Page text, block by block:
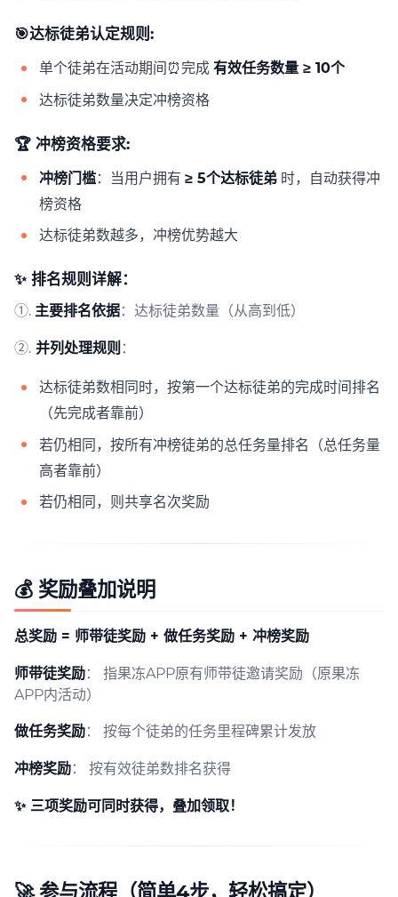
🎯达标徒弟认定规则:
单个徒弟在活动期间⏰完成 有效任务数量 ≥ 10个
达标徒弟数量决定冲榜资格
🏆 冲榜资格要求:
冲榜门槛：当用户拥有 ≥ 5个达标徒弟 时，自动获得冲
榜资格
达标徒弟数越多，冲榜优势越大
✨ 排名规则详解：
①. 主要排名依据：达标徒弟数量（从高到低）
②. 并列处理规则 ：
达标徒弟数相同时，按第一个达标徒弟的完成时间排名
（先完成者靠前）
若仍相同，按所有冲榜徒弟的总任务量排名（总任务量
高者靠前）
若仍相同，则共享名次奖励
💰 奖励叠加说明
总奖励 = 师带徒奖励 + 做任务奖励 + 冲榜奖励
师带徒奖励： 指果冻APP原有师带徒邀请奖励（原果冻
APP内活动）
做任务奖励： 按每个徒弟的任务里程碑累计发放
冲榜奖励： 按有效徒弟数排名获得
✨ 三项奖励可同时获得，叠加领取！
🚀 参与流程（简单4步，轻松搞定）